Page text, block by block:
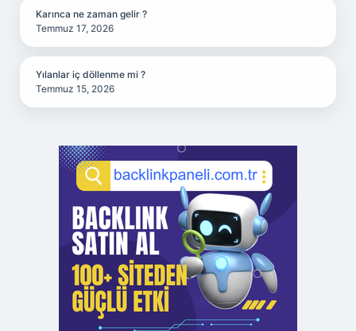
Karınca ne zaman gelir ?
Temmuz 17, 2026
Yılanlar iç döllenme mi ?
Temmuz 15, 2026